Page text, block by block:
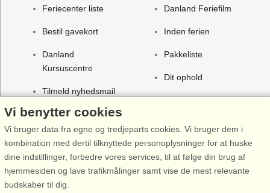
Feriecenter liste
Bestil gavekort
Danland
Kursuscentre
Tilmeld nyhedsmail
Afmeld nyhedsmail
Rabatter på
Rabat til
attraktioner
Danland Feriefilm
Inden ferien
Pakkeliste
Dit ophold
Før hjemrejsen
Tryghed / garanti
Vi benytter cookies
Vi bruger data fra egne og tredjeparts cookies. Vi bruger dem i
kombination med dertil tilknyttede personoplysninger for at huske
dine indstillinger, forbedre vores services, til at følge din brug af
hjemmesiden og lave trafikmålinger samt vise de mest relevante
budskaber til dig.